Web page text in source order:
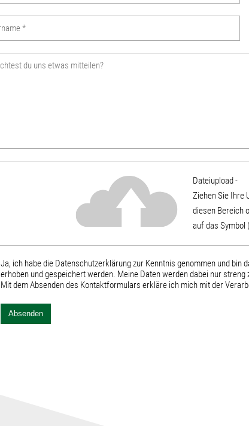
Dateiupload -
Ziehen Sie Ihre
diesen Bereich
auf das Symbol
Ja, ich habe die Datenschutzerklärung zur Kenntnis genommen und
erhoben und gespeichert werden. Meine Daten werden dabei nur
Mit dem Absenden des Kontaktformulars erkläre ich mich mit der
Absenden